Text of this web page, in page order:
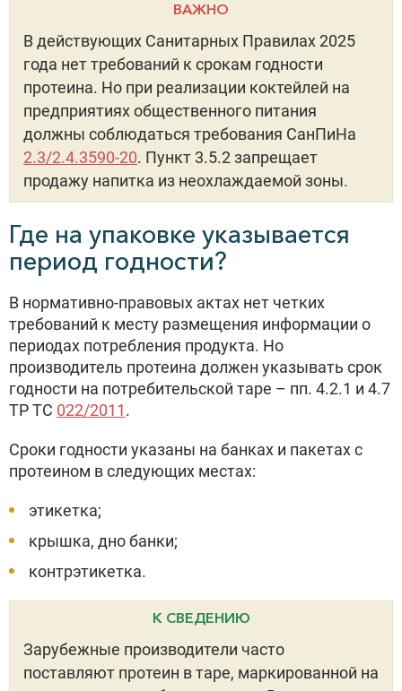
ВАЖНО
В действующих Санитарных Правилах 2025
года нет требований к срокам годности
протеина. Но при реализации коктейлей на
предприятиях общественного питания
должны соблюдаться требования СанПиНа
2.3/2.4.3590-20. Пункт 3.5.2 запрещает
продажу напитка из неохлаждаемой зоны.
Где на упаковке указывается
период годности?
В нормативно-правовых актах нет четких
требований к месту размещения информации о
периодах потребления продукта. Но
производитель протеина должен указывать срок
годности на потребительской таре – пп. 4.2.1 и 4.7
ТР ТС 022/2011.
Сроки годности указаны на банках и пакетах с
протеином в следующих местах:
этикетка;
крышка, дно банки;
контрэтикетка.
К СВЕДЕНИЮ
Зарубежные производители часто
поставляют протеин в таре, маркированной на